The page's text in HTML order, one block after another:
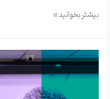
بیشتر بخوانید »
نشست
سالانه
نمایندگان